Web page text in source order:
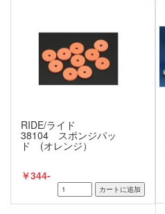
RIDE/ライド
38104 スポンジパッ
ド (オレンジ）
￥344-